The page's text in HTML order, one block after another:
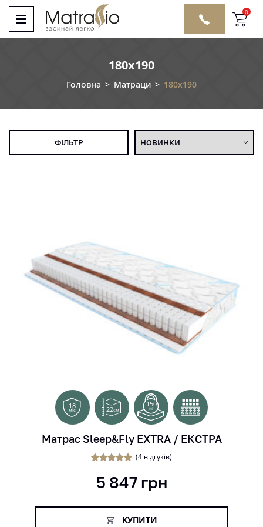
0
180x190
Головна > Матраци > 180x190
ФІЛЬТР
18
міс 22см
150
кг
Матрас Sleep&Fly EXTRA / ЕКСТРА
5.00
з 5 на
(4відгуків)
5 847грн
КУПИТИ